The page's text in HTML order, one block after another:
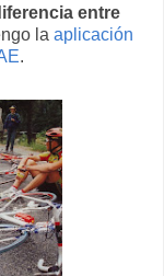
entre
la aplicación
.